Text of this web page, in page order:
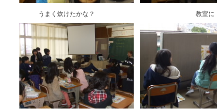
うまく炊けたかな？ 教室に ヘビ